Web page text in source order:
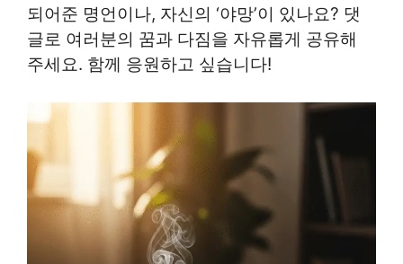
되어준 명언이나, 자신의 ‘야망’이 있나요? 댓
글로 여러분의 꿈과 다짐을 자유롭게 공유해
주세요. 함께 응원하고 싶습니다!